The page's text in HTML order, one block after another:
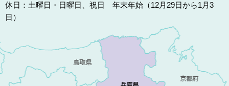
休日：土曜日・日曜日、祝日 年末年始（12月29日から1月3
日）